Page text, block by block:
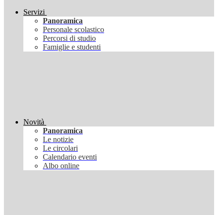
Servizi
Panoramica
Personale scolastico
Percorsi di studio
Famiglie e studenti
Novità
Panoramica
Le notizie
Le circolari
Calendario eventi
Albo online